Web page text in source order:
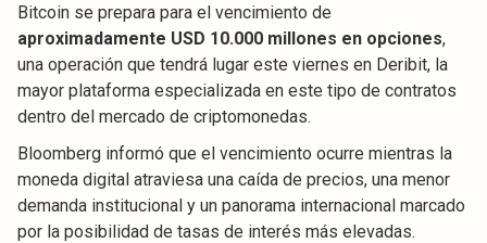
Bitcoin se prepara para el vencimiento de
aproximadamente USD 10.000 millones en opciones,
una operación que tendrá lugar este viernes en Deribit, la
mayor plataforma especializada en este tipo de contratos
dentro del mercado de criptomonedas.
Bloomberg informó que el vencimiento ocurre mientras la
moneda digital atraviesa una caída de precios, una menor
demanda institucional y un panorama internacional marcado
por la posibilidad de tasas de interés más elevadas.